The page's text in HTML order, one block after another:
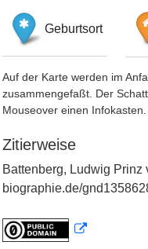
Geburtsort
Auf der Karte werden im
zusammengefaßt. Der
Mouseover einen
Zitierweise
Battenberg, Ludwig Prinz
biographie.de/